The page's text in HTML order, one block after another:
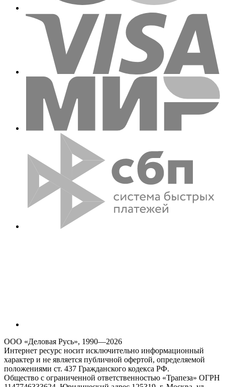
ООО «Деловая Русь», 1990—2026
Интернет ресурс носит исключительно информационный
характер и не является публичной офертой, определяемой
положениями ст. 437 Гражданского кодекса РФ.
Общество с ограниченной ответственностью «Трапеза» ОГРН